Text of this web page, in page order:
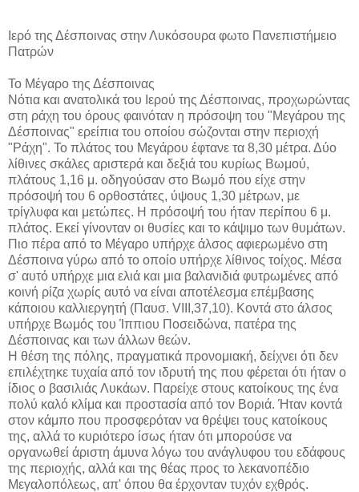
Ιερό της Δέσποινας στην Λυκόσουρα φωτο Πανεπιστήμειο
Πατρών
Το Μέγαρο της Δέσποινας
Νότια και ανατολικά του Ιερού της Δέσποινας, προχωρώντας
στη ράχη του όρους φαινόταν η πρόσοψη του "Μεγάρου της
Δέσποινας" ερείπια του οποίου σώζονται στην περιοχή
"Ράχη". Το πλάτος του Μεγάρου έφτανε τα 8,30 μέτρα. Δύο
λίθινες σκάλες αριστερά και δεξιά του κυρίως Βωμού,
πλάτους 1,16 μ. οδηγούσαν στο Βωμό που είχε στην
πρόσοψή του 6 ορθοστάτες, ύψους 1,30 μέτρων, με
τρίγλυφα και μετώπες. Η πρόσοψή του ήταν περίπου 6 μ.
πλάτος. Εκεί γίνονταν οι θυσίες και το κάψιμο των θυμάτων.
Πιο πέρα από το Μέγαρο υπήρχε άλσος αφιερωμένο στη
Δέσποινα γύρω από το οποίο υπήρχε λίθινος τοίχος. Μέσα
σ' αυτό υπήρχε μια ελιά και μια βαλανιδιά φυτρωμένες από
κοινή ρίζα χωρίς αυτό να είναι αποτέλεσμα επέμβασης
κάποιου καλλιεργητή (Παυσ. VIII,37,10). Κοντά στο άλσος
υπήρχε Βωμός του Ίππιου Ποσειδώνα, πατέρα της
Δέσποινας και των άλλων θεών.
Η θέση της πόλης, πραγματικά προνομιακή, δείχνει ότι δεν
επιλέχτηκε τυχαία από τον ιδρυτή της που φέρεται ότι ήταν ο
ίδιος ο βασιλιάς Λυκάων. Παρείχε στους κατοίκους της ένα
πολύ καλό κλίμα και προστασία από τον Βοριά. Ήταν κοντά
στον κάμπο που προσφερόταν να θρέψει τους κατοίκους
της, αλλά το κυριότερο ίσως ήταν ότι μπορούσε να
οργανωθεί άριστη άμυνα λόγω του ανάγλυφου του εδάφους
της περιοχής, αλλά και της θέας προς το λεκανοπέδιο
Μεγαλοπόλεως, απ' όπου θα έρχονταν τυχόν εχθρός.